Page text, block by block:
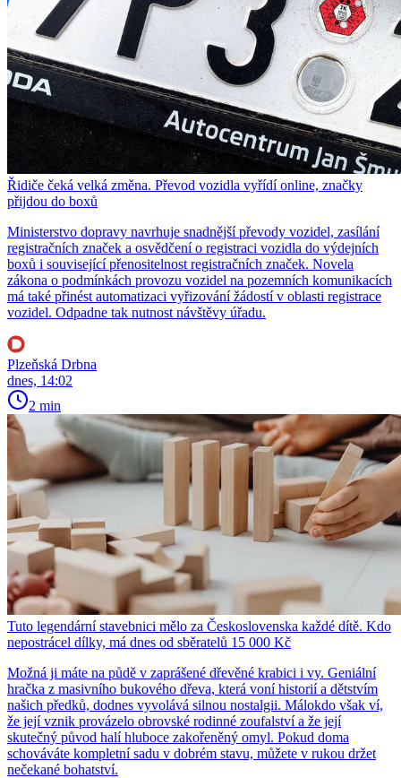
Řidiče čeká velká změna. Převod vozidla vyřídí online, značky
přijdou do boxů
Ministerstvo dopravy navrhuje snadnější převody vozidel, zasílání
registračních značek a osvědčení o registraci vozidla do výdejních
boxů i související přenositelnost registračních značek. Novela
zákona o podmínkách provozu vozidel na pozemních komunikacích
má také přinést automatizaci vyřizování žádostí v oblasti registrace
vozidel. Odpadne tak nutnost návštěvy úřadu.
Plzeňská Drbna
dnes, 14:02
2 min
Tuto legendární stavebnici mělo za Československa každé dítě. Kdo
nepostrácel dílky, má dnes od sběratelů 15 000 Kč
Možná ji máte na půdě v zaprášené dřevěné krabici i vy. Geniální
hračka z masivního bukového dřeva, která voní historií a dětstvím
našich předků, dodnes vyvolává silnou nostalgii. Málokdo však ví,
že její vznik provázelo obrovské rodinné zoufalství a že její
skutečný původ halí hluboce zakořeněný omyl. Pokud doma
schováváte kompletní sadu v dobrém stavu, můžete v rukou držet
nečekané bohatství.